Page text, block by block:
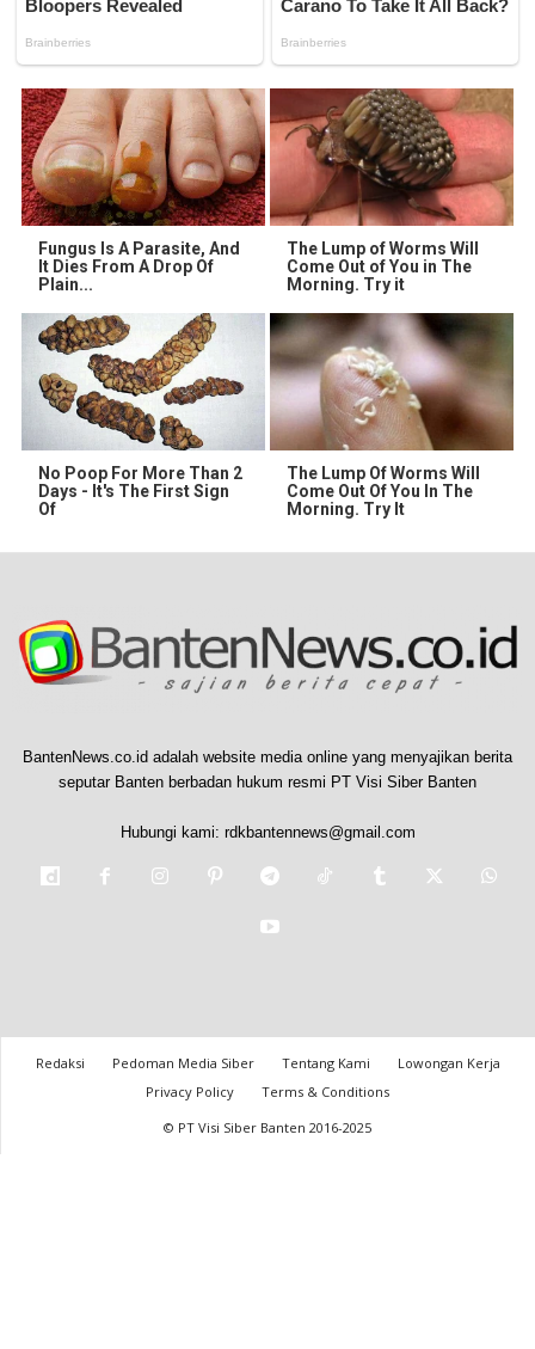
Fungus Is A Parasite, And
It Dies From A Drop Of
Plain...
The Lump of Worms Will
Come Out of You in The
Morning. Try it
No Poop For More Than 2
Days - It's The First Sign
Of
The Lump Of Worms Will
Come Out Of You In The
Morning. Try It
BantenNews.co.id adalah website media online yang menyajikan berita
seputar Banten berbadan hukum resmi PT Visi Siber Banten
Hubungi kami: rdkbantennews@gmail.com
Redaksi Pedoman Media Siber Tentang Kami
Lowongan Kerja
Privacy Policy
Terms & Conditions
© PT Visi Siber Banten 2016-2025